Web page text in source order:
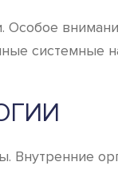
Особое
системные
Внутренние